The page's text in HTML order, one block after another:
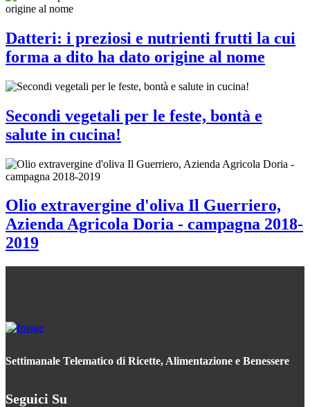
Datteri: i preziosi e nutrienti frutti la cui
forma a dito ha dato origine al nome
Secondi vegetali per le feste, bontà e
salute in cucina!
Olio extravergine d'oliva Il Guerriero,
Azienda Agricola Doria - campagna 2018-
2019
Settimanale Telematico di Ricette, Alimentazione e Benessere
Seguici Su